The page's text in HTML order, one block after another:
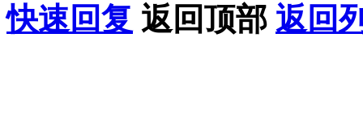
快速回复 返回顶部 返回